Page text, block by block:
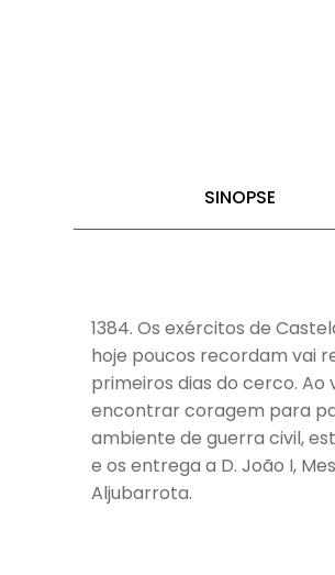
SINOPSE
1384. Os exércitos de
hoje poucos recordam vai
primeiros dias do cerco.
encontrar coragem para
ambiente de guerra civil,
e os entrega a D. João I,
Aljubarrota.